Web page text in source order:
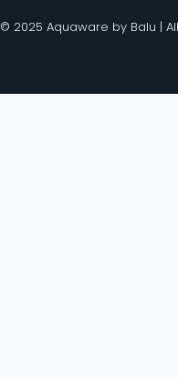
© 2025 Aquaware by Balu |